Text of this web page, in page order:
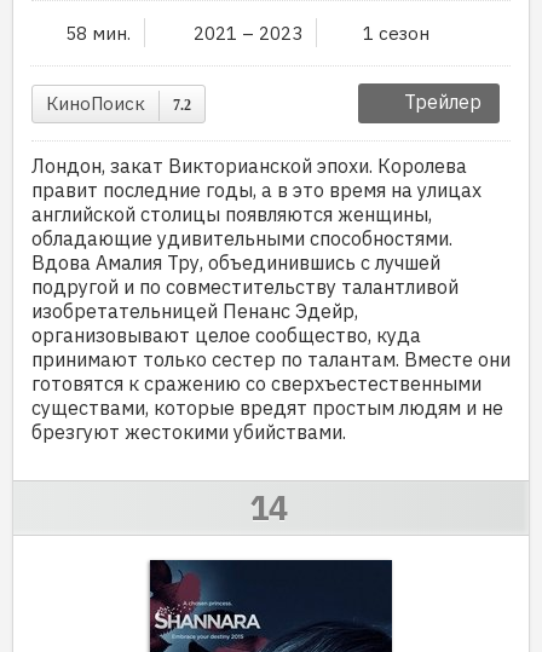
58 мин. 2021 – 2023 1 сезон
КиноПоиск 7.2 Трейлер
Лондон, закат Викторианской эпохи. Королева
правит последние годы, а в это время на улицах
английской столицы появляются женщины,
обладающие удивительными способностями.
Вдова Амалия Тру, объединившись с лучшей
подругой и по совместительству талантливой
изобретательницей Пенанс Эдейр,
организовывают целое сообщество, куда
принимают только сестер по талантам. Вместе они
готовятся к сражению со сверхъестественными
существами, которые вредят простым людям и не
брезгуют жестокими убийствами.